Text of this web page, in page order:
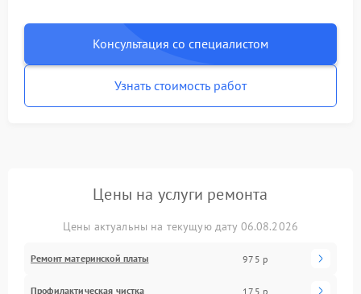
Консультация со специалистом
Узнать стоимость работ
Цены на услуги ремонта
Цены актуальны на текущую дату 06.08.2026
Ремонт материнской платы 975 р
Профилактическая чистка 175 р